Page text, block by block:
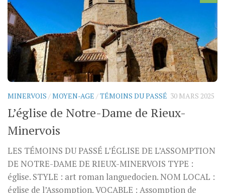
MINERVOIS /MOYEN-AGE /TÉMOINS DU PASSÉ 30 MARS 2025
L’église de Notre-Dame de Rieux-
Minervois
LES TÉMOINS DU PASSÉ L’ÉGLISE DE L’ASSOMPTION
DE NOTRE-DAME DE RIEUX-MINERVOIS TYPE :
église. STYLE : art roman languedocien. NOM LOCAL :
église de l’Assomption. VOCABLE : Assomption de